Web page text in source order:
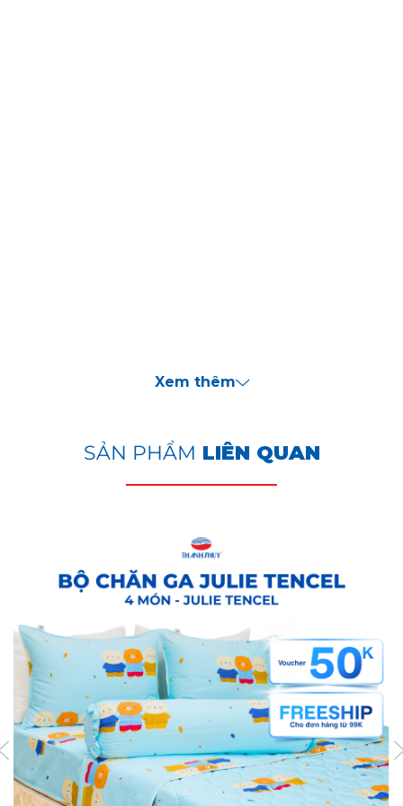
MÔ TẢ SẢN PHẨM - Bộ Ga Gối 4 món -
100% Cotton Vanila thoáng mát (Vỏ gối
Xem thêm
SẢN PHẨM LIÊN QUAN